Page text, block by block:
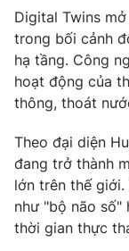
Digital Twins
trong bối cảnh
hạ tầng. Công
hoạt động của
thông, thoát
Theo đại diện
đang trở thành
lớn trên thế giới.
như "bộ não số"
thời gian thực